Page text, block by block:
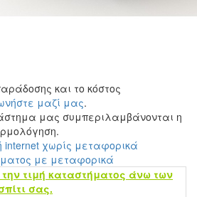
και το κόστος
μαζί μας.
μας συμπεριλαμβάνονται η
internet χωρίς μεταφορικά
με μεταφορικά
τιμή καταστήματος άνω των
σας.